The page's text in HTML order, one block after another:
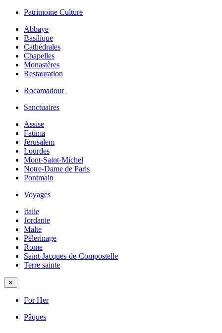
Patrimoine Culture
Abbaye
Basilique
Cathédrales
Chapelles
Monastères
Restauration
Rocamadour
Sanctuaires
Assise
Fatima
Jérusalem
Lourdes
Mont-Saint-Michel
Notre-Dame de Paris
Pontmain
Voyages
Italie
Jordanie
Malte
Pèlerinage
Rome
Saint-Jacques-de-Compostelle
Terre sainte
✕
For Her
Pâques